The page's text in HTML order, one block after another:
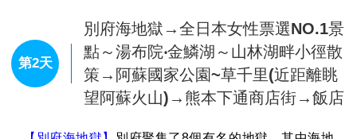
第2天
別府海地獄→全日本女性票選NO.1景
點～湯布院‧金鱗湖～山林湖畔小徑散
策→阿蘇國家公園~草千里(近距離眺
望阿蘇火山)→熊本下通商店街→飯店